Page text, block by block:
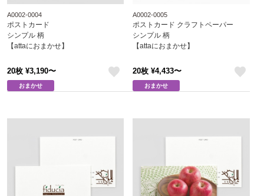
A0002-0004
ポストカード
シンプル 柄
【attaにおまかせ】
20枚 ¥3,190〜
おまかせ
A0002-0005
ポストカード クラフトペーパー
シンプル 柄
【attaにおまかせ】
20枚 ¥4,433〜
おまかせ